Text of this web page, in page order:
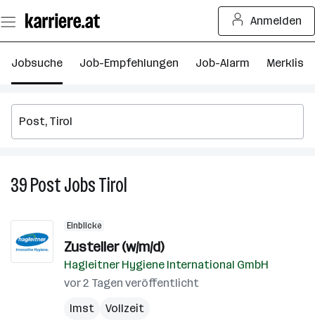
Seiteninhalt
springen
Anmelden
Jobsuche Job-Empfehlungen Job-Alarm Merkliste
39PostJobsTirol
Tirol
Einblicke
Zusteller (w/m/d)
Hagleitner Hygiene International GmbH
vor 2 Tagen veröffentlicht
Imst
Vollzeit